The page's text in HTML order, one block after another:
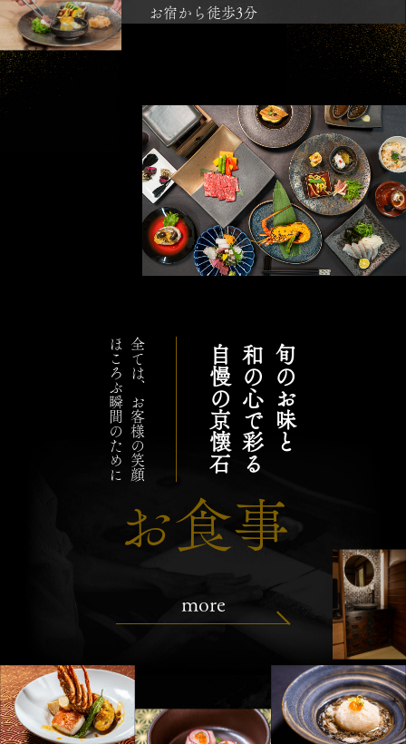
お宿から徒歩3分
旬のお味と
和の心で彩る
自慢の京懐石
全ては、お客様の笑顔
ほころぶ瞬間のために
お食事
more